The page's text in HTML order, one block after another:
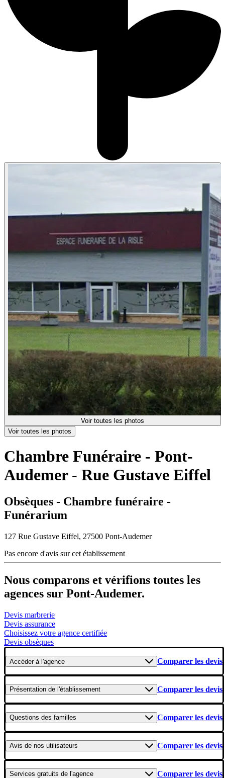
Voir toutes les photos
Voir toutes les photos
Chambre Funéraire - Pont-
Audemer - Rue Gustave Eiffel
Obsèques - Chambre funéraire -
Funérarium
127 Rue Gustave Eiffel, 27500 Pont-Audemer
Pas encore d'avis sur cet établissement
Nous comparons et vérifions toutes les
agences sur Pont-Audemer.
Devis marbrerie
Devis assurance
Choisissez votre agence certifiée
Devis obsèques
Accéderà l'agence Comparer les devis
Présentation de l'établissement Comparer les devis
Questions des familles Comparer les devis
Avis de nos utilisateurs Comparer les devis
Services gratuits de l'agence Comparer les devis